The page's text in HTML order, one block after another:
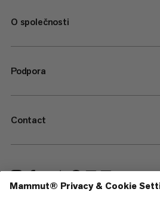
O společnosti
Podpora
Contact